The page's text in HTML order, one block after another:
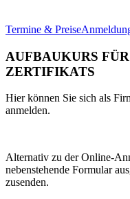
Termine & Preise
AUFBAUKURS
ZERTIFIKATS
Hier können Sie sich als
anmelden.
Alternativ zu der Online-
nebenstehende Formular
zusenden.